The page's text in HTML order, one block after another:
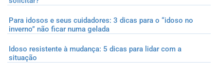
Para idosos e seus cuidadores: 3 dicas para o “idoso no
inverno” não ficar numa gelada
Idoso resistente à mudança: 5 dicas para lidar com a
situação